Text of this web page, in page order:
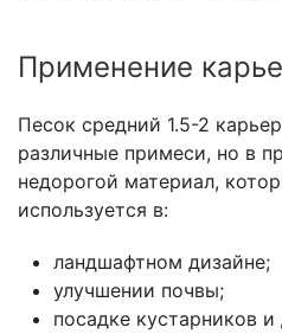
Применение
Песок средний 1.5-2
различные примеси, но в
недорогой материал,
используется в:
ландшафтном дизайне;
улучшении почвы;
посадке кустарников